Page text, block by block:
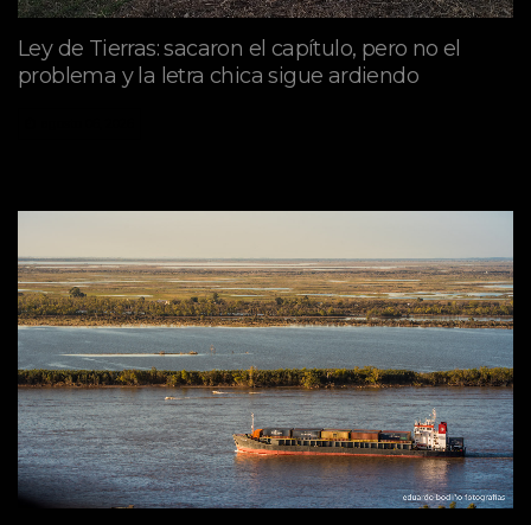
Ley de Tierras: sacaron el capítulo, pero no el
problema y la letra chica sigue ardiendo